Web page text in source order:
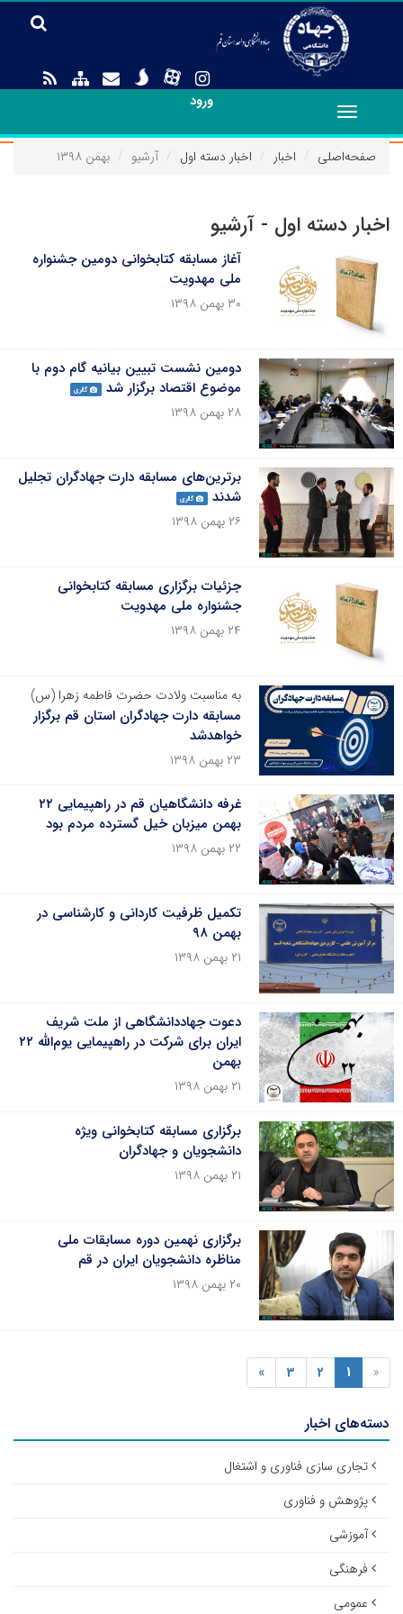
ورود
Toggle
navigation
صفحه‌اصلی
اخبار اخبار دسته اول آرشیو بهمن ۱۳۹۸
اخبار دسته اول - آرشیو
آغاز مسابقه کتابخوانی دومین جشنواره
ملی مهدویت
۳۰ بهمن ۱۳۹۸
دومین نشست تبیین بیانیه گام دوم با
موضوع اقتصاد برگزار شد
گالری
۲۸ بهمن ۱۳۹۸
برترین‌های مسابقه دارت جهادگران تجلیل
شدند
گالری
۲۶ بهمن ۱۳۹۸
جزئیات برگزاری مسابقه کتابخوانی
جشنواره ملی مهدویت
۲۴ بهمن ۱۳۹۸
به مناسبت ولادت حضرت فاطمه زهرا (س)
مسابقه دارت جهادگران استان قم برگزار
خواهدشد
۲۳ بهمن ۱۳۹۸
غرفه دانشگاهیان قم در راهپیمایی ۲۲
بهمن میزبان خیل گسترده مردم بود
۲۲ بهمن ۱۳۹۸
تکمیل ظرفیت کاردانی و کارشناسی در
بهمن ۹۸
۲۱ بهمن ۱۳۹۸
دعوت جهاددانشگاهی از ملت شریف
ایران برای شرکت در راهپیمایی یوم‌الله ۲۲
بهمن
۲۱ بهمن ۱۳۹۸
برگزاری مسابقه کتابخوانی ویژه
دانشجویان و جهادگران
۲۱ بهمن ۱۳۹۸
برگزاری نهمین دوره مسابقات ملی
مناظره دانشجویان ایران در قم
۲۰ بهمن ۱۳۹۸
«
1
2
3
»
دسته‌های اخبار
تجاری سازی فناوری و اشتغال
پژوهش و فناوری
آموزشی
فرهنگی
عمومی